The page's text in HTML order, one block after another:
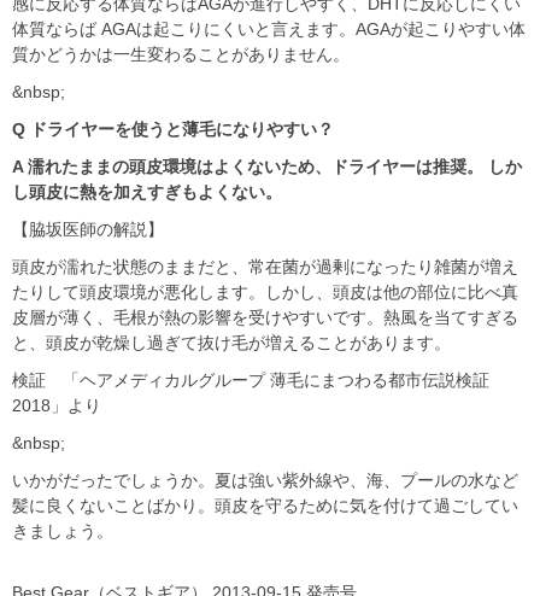
体質ならば AGAは起こりにくいと言えます。AGAが起こりやすい体
質かどうかは一生変わることがありません。
&nbsp;
Q ドライヤーを使うと薄毛になりやすい？
A 濡れたままの頭皮環境はよくないため、ドライヤーは推奨。 しか
し頭皮に熱を加えすぎもよくない。
【脇坂医師の解説】
頭皮が濡れた状態のままだと、常在菌が過剰になったり雑菌が増え
たりして頭皮環境が悪化します。しかし、頭皮は他の部位に比べ真
皮層が薄く、毛根が熱の影響を受けやすいです。熱風を当てすぎる
と、頭皮が乾燥し過ぎて抜け毛が増えることがあります。
検証 「ヘアメディカルグループ 薄毛にまつわる都市伝説検証
2018」より
&nbsp;
いかがだったでしょうか。夏は強い紫外線や、海、プールの水など
髪に良くないことばかり。頭皮を守るために気を付けて過ごしてい
きましょう。